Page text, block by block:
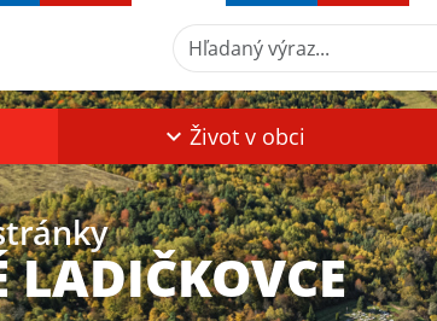
Hľadaný výraz...
Život v obci
LADIČKOVCE